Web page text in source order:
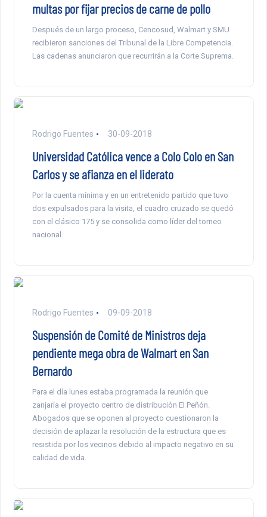
multas por fijar precios de carne de pollo
Después de un largo proceso, Cencosud, Walmart y SMU
recibieron sanciones del Tribunal de la Libre Competencia.
Las cadenas anunciaron que recurrirán a la Corte Suprema.
Rodrigo Fuentes 30-09-2018
Universidad Católica vence a Colo Colo en San
Carlos y se afianza en el liderato
Por la cuenta mínima y en un entretenido partido que tuvo
dos expulsados para la visita, el cuadro cruzado se quedó
con el clásico 175 y se consolida como líder del torneo
nacional.
Rodrigo Fuentes 09-09-2018
Suspensión de Comité de Ministros deja
pendiente mega obra de Walmart en San
Bernardo
Para el día lunes estaba programada la reunión que
zanjaría el proyecto centro de distribución El Peñón.
Abogados que se oponen al proyecto cuestionaron la
decisión de aplazar la resolución de la estructura que es
resistida por los vecinos debido al impacto negativo en su
calidad de vida.